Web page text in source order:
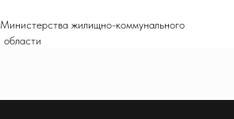
жилищно-коммунального